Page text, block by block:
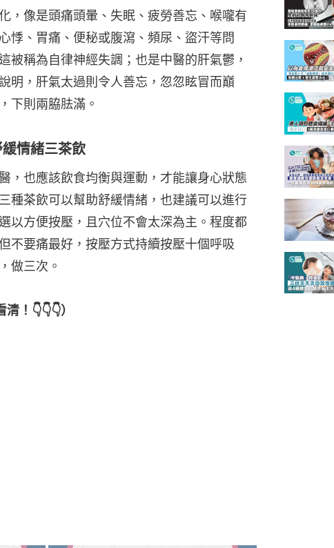
，像是頭痛頭暈、失眠、疲勞善忘、喉嚨有
悸、胃痛、便秘或腹瀉、頻尿、盜汗等問
被稱為自律神經失調；也是中醫的肝氣鬱，
明，肝氣太過則令人善忘，忽忽眩冒而巔
下則兩脇胠滿。
情緒三茶飲
，也應該飲食均衡與運動，才能讓身心狀態
種茶飲可以幫助舒緩情緒，也建議可以進行
以方便按壓，且穴位不會太深為主。程度都
不要痛最好，按壓方式持續按壓十個呼吸
做三次。
！👇👇👇）